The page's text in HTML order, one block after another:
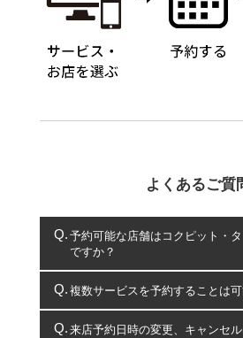
よくあるご質
予約可能な店舗はコクピット・
ですか？
コクピット・タイヤ館のみとな
複数サービスを予約することは
複数サービスのご予約は可能で
来店予約日時の変更、キャンセ